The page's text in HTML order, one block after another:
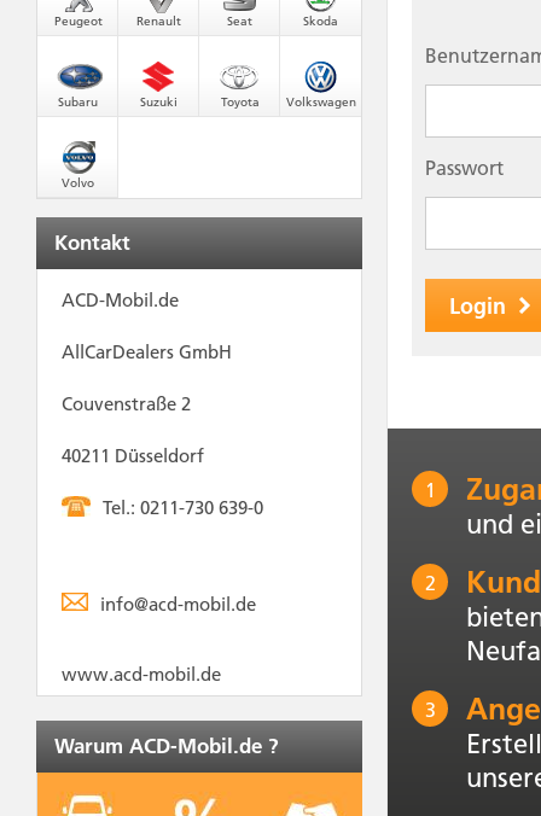
Peugeot Renault Seat Skoda
Subaru Suzuki Toyota Volkswagen
Volvo
Kontakt
ACD-Mobil.de
AllCarDealers GmbH
Couvenstraße 2
40211 Düsseldorf
Tel.: 0211-730 639-0
info@acd-mobil.de
www.acd-mobil.de
Warum ACD-Mobil.de ?
Passwort
Login
1
und
2
3